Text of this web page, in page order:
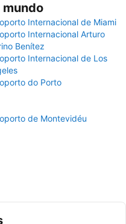
Internacional de Miami
Internacional Arturo
Benítez
Internacional de Los
do Porto
de Montevidéu